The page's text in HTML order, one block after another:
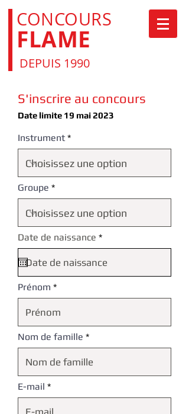
CONCOURS
FLAME
DEPUIS 1990
S'inscrire au concours
Date limite 19 mai 2023
Instrument
Groupe
Date de naissance *r
e
u
i
Prénom
Nom de famille
E-mail